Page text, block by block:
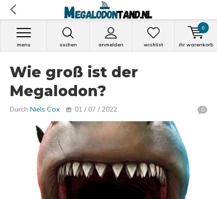
suchen anmelden
menu wishlist ihr warenkorb
0
Wie groß ist der
Megalodon?
Durch Niels Cox 01 / 07 / 2022 0